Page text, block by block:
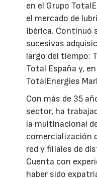
en el Grupo
el mercado de
Ibérica. Continuó
sucesivas
largo del tiempo:
Total España y,
TotalEnergies
Con más de 35
sector, ha
la multinacional
comercialización
red y filiales de
Cuenta con
haber sido